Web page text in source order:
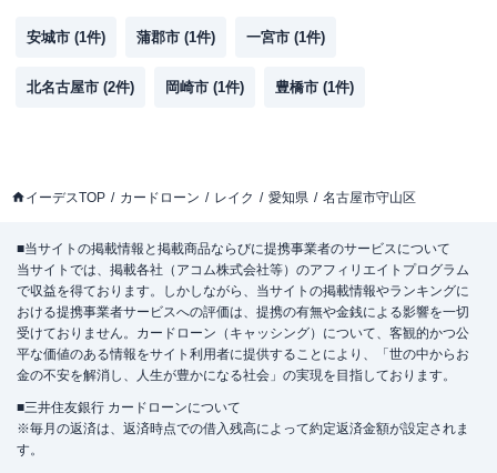
安城市 (1件) 蒲郡市 (1件) 一宮市 (1件)
北名古屋市 (2件) 岡崎市 (1件) 豊橋市 (1件)
イーデスTOP カードローン レイク 愛知県 名古屋市守山区
■当サイトの掲載情報と掲載商品ならびに提携事業者のサービスについて
当サイトでは、掲載各社（アコム株式会社等）のアフィリエイトプログラム
で収益を得ております。しかしながら、当サイトの掲載情報やランキングに
おける提携事業者サービスへの評価は、提携の有無や金銭による影響を一切
受けておりません。カードローン（キャッシング）について、客観的かつ公
平な価値のある情報をサイト利用者に提供することにより、「世の中からお
金の不安を解消し、人生が豊かになる社会」の実現を目指しております。
■三井住友銀行 カードローンについて
※毎月の返済は、返済時点での借入残高によって約定返済金額が設定されま
す。